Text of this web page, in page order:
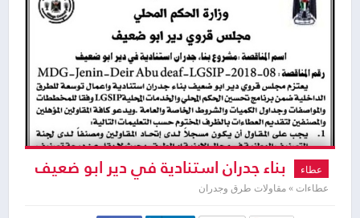
عطاء بناء جدران استنادية في دير ابو ضعيف
عطاءات » مقاولات طرق وجدران